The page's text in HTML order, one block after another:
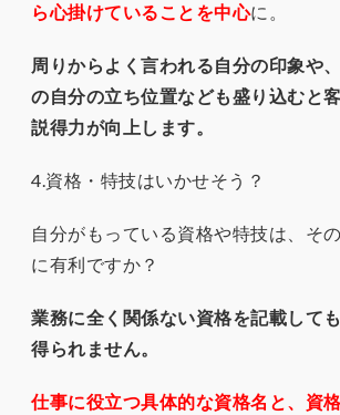
ら心掛けていることを中心に。
周りからよく言われる自分の印象や
の自分の立ち位置なども盛り込むと客
説得力が向上します。
4.資格・特技はいかせそう？
自分がもっている資格や特技は、そ
に有利ですか？
業務に全く関係ない資格を記載して
得られません。
仕事に役立つ具体的な資格名と、資